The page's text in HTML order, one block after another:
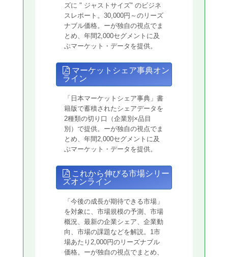
ズに " ジャストサイズ" のビジネ
スレポート。30,000円～のリーズ
ナブル価格。ーが独自の視点でま
とめ、年間2,000セグメントに及
ぶマーケット・データを提供。
マーケットシェア事典オン
ライン
「日本マーケットシェア事典」書
籍版で蓄積されたシェアデータを
2種類の切り口（企業別×品目
別）で提供。ーが独自の視点でま
とめ、年間2,000セグメントに及
ぶマーケット・データを提供。
これから伸びる市場シリー
ズオンライン
「今後の成長が期待できる市場」
を対象に、市場規模の予測、市場
概況、最新の企業シェア、企業動
向、市場の課題などを解説。1市
場あたり2,000円のリーズナブル
価格。ーが独自の視点でまとめ、